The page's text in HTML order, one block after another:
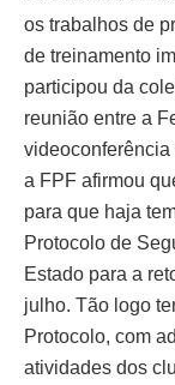
os trabalhos de
de treinamento
participou da
reunião entre a
videoconferência
a FPF afirmou
para que haja
Protocolo de
Estado para a
julho. Tão logo
Protocolo, com
atividades dos